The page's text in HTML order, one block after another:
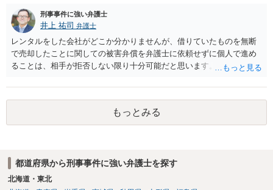
刑事事件に強い弁護士
井上 祐司 弁護士
レンタルをした会社がどこか分かりませんが、借りていたものを無断
で売却したことに関しての被害弁償を弁護士に依頼せずに個人で進め
ることは、相手が拒否しない限り十分可能だと思います。 見積を出し
か）、弁護士に法律相談において助言をもらえば足りるでしょう。
もっとみる
都道府県から刑事事件に強い弁護士を探す
北海道・東北